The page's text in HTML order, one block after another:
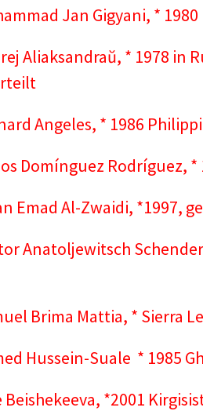
Jan Gigyani, *
Aliaksandraŭ, * 1978 in
Angeles, * 1986
Domínguez Rodríguez,
Emad Al-Zwaidi, *1997,
Anatoljewitsch
Brima Mattia, * Sierra
Hussein-Suale * 1985
Beishekeeva, *2001